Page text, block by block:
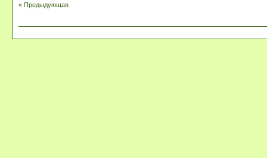
« Предыдующая